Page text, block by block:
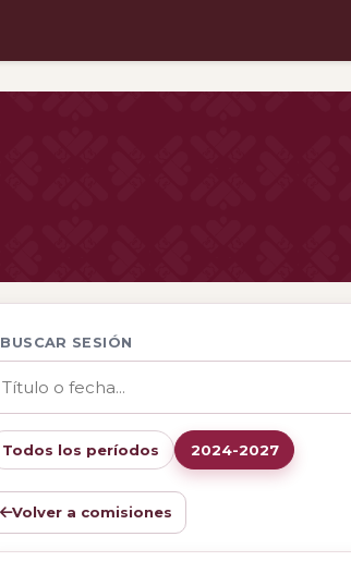
BUSCAR SESIÓN
Todos los períodos 2024-2027
Volver a comisiones